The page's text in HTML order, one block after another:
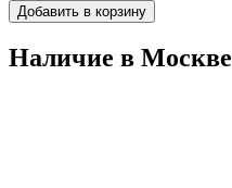
Добавить в корзину
Наличие в Москвe